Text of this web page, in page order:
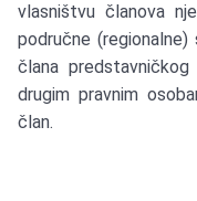
vlasništvu članova
područne
člana
drugim pravnim
član.